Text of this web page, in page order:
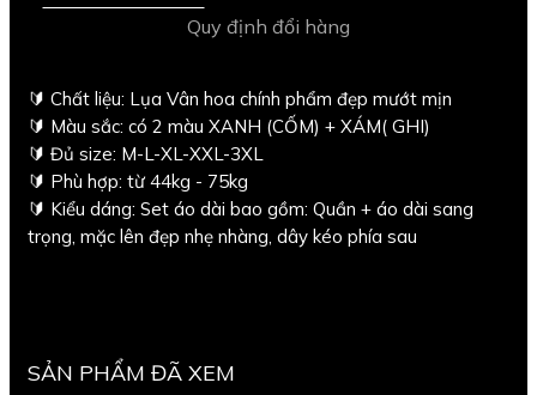
Quy định đổi hàng
🔰 Chất liệu: Lụa Vân hoa chính phẩm đẹp mướt mịn
🔰 Màu sắc: có 2 màu XANH (CỐM) + XÁM( GHI)
🔰 Đủ size: M-L-XL-XXL-3XL
🔰 Phù hợp: từ 44kg - 75kg
🔰 Kiểu dáng: Set áo dài bao gồm: Quần + áo dài sang
trọng, mặc lên đẹp nhẹ nhàng, dây kéo phía sau
SẢN PHẨM ĐÃ XEM